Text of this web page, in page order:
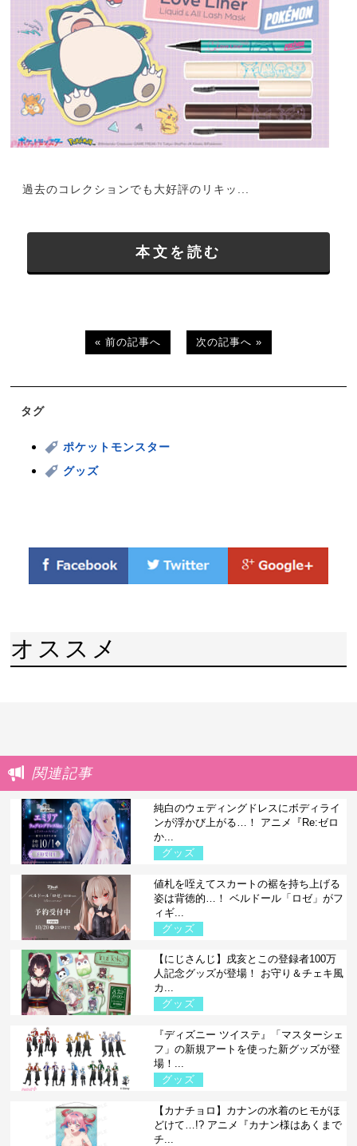
過去のコレクションでも大好評のリキッ...
本文を読む
« 前の記事へ 次の記事へ »
タグ
ポケットモンスター
グッズ
オススメ
関連記事
純白のウェディングドレスにボディライ
ンが浮かび上がる…！ アニメ『Re:ゼロ
か...
グッズ
値札を咥えてスカートの裾を持ち上げる
姿は背徳的…！ ベルドール「ロゼ」がフ
ィギ...
グッズ
【にじさんじ】戌亥とこの登録者100万
人記念グッズが登場！ お守り＆チェキ風
カ...
グッズ
『ディズニー ツイステ』「マスターシェ
フ」の新規アートを使った新グッズが登
場！...
グッズ
【カナチョロ】カナンの水着のヒモがほ
どけて…!? アニメ『カナン様はあくまで
チ...